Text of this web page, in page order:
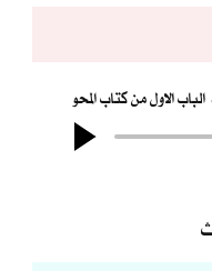
الباب الاول من كتاب المحو